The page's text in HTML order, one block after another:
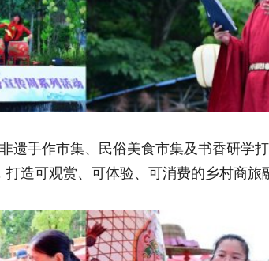
镇溪口村深厚的文化底蕴，充分挖掘和活化利用当
+美食+研学"融合模式，旨在打造多元化的文旅消费
绪消费新场景，切实将文化资源优势转化为产业发
上的乡愁。